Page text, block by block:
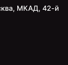
найдите то,
выбор
МКАД, 42-й